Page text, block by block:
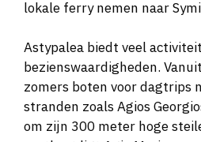
lokale ferry nemen naar
Astypalea biedt veel
bezienswaardigheden.
zomers boten voor dagtrips
stranden zoals Agios
om zijn 300 meter hoge